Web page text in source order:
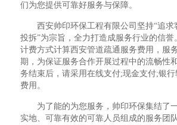
们为您提供可靠好服务与保障。
西安帅印环保工程有限公司坚持“追
投拆”为宗旨，全力打造成服务行业的信誉
计费方式计算西安管道疏通服务费用，服
期，为保证服务合作开展过程中的流畅性
务结束后，请采用在线支付;现金支付;银
费用。
为了能的为您服务，帅印环保集结了
实地、可靠有效的可靠人员组成的服务团